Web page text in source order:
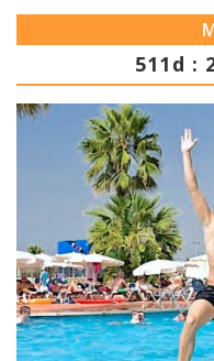
511d :